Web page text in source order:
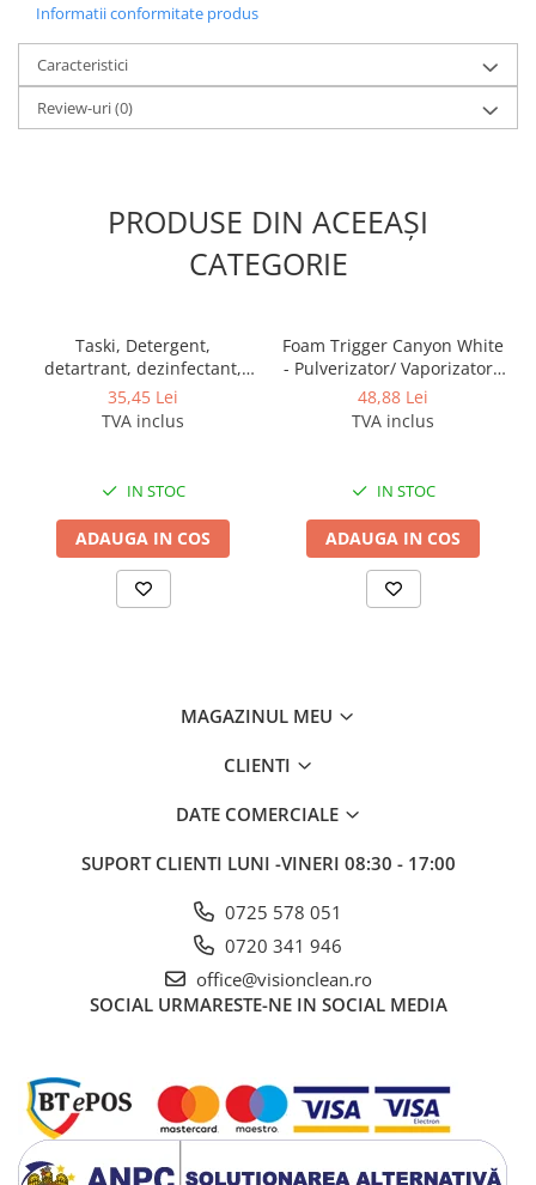
Role hartie industriala
Role prosop hartie
Servetele masa & faciale
Odorizante profesionale
Odorizante camera
Rezerva aparate odorizante
Produse de curatenie
Articole menaj
Carucioare
Carucioare curatenie
Mopuri Profesionale
Racleta, perii pardoseala
Cosmetice hoteliere
Gama de cosmetice hoteliere Black
Gama de cosmetice hoteliere
Gama de cosmetice hoteliere Dove
Gama de cosmetice hoteliere
You
Gama de cosmetice hoteliere Lux
Gama de cosmetice hoteliere
Omnia
Informatii conformitate produs
Caracteristici
Review-uri(0)
PRODUSE DIN ACEEAȘI
CATEGORIE
Taski, Detergent,
detartrant, dezinfectant,
dezodorizant profesional
pentru grupuri sanitare
35,45 Lei
TVA inclus
IN STOC
ADAUGA IN COS
Foam Trigger Canyon White
- Pulverizator/ Vaporizator /
Declansator spuma, 5L
48,88 Lei
TVA inclus
IN STOC
ADAUGA IN COS
MAGAZINUL MEU
CLIENTI
DATE COMERCIALE
SUPORT CLIENTI LUNI -VINERI 08:30 - 17:00
0725 578 051
0720 341 946
office@visionclean.ro
SOCIAL URMARESTE-NE IN SOCIAL MEDIA